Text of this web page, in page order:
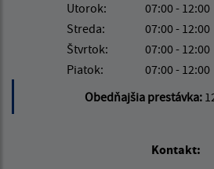
Utorok:
07:00 - 12:00
Streda:
07:00 - 12:00
Štvrtok:
07:00 - 12:00
Piatok:
07:00 - 12:00
Obedňajšia prestávka:
Kontakt: